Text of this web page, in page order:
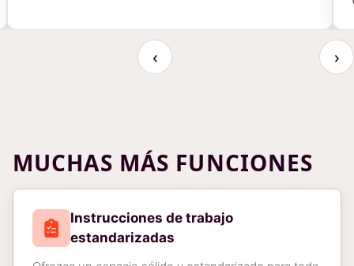
‹ ›
MUCHAS MÁS FUNCIONES
Instrucciones de trabajo
estandarizadas